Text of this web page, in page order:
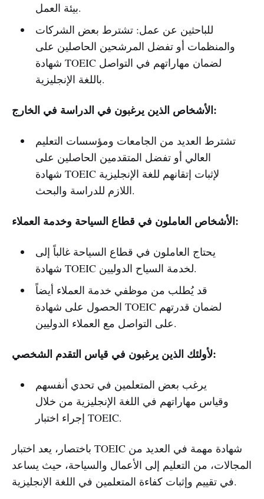
بيئة العمل.
للباحثين عن عمل: تشترط بعض الشركات
والمنظمات أو تفضل المرشحين الحاصلين على
شهادة TOEIC لضمان مهاراتهم في التواصل
باللغة الإنجليزية.
الأشخاص الذين يرغبون في الدراسة في الخارج:
تشترط العديد من الجامعات ومؤسسات التعليم
العالي أو تفضل المتقدمين الحاصلين على
شهادة TOEIC لإثبات إتقانهم للغة الإنجليزية
اللازم للدراسة والبحث.
الأشخاص العاملون في قطاع السياحة وخدمة العملاء:
يحتاج العاملون في قطاع السياحة غالباً إلى
شهادة TOEIC لخدمة السياح الدوليين.
قد يُطلب من موظفي خدمة العملاء أيضاً
الحصول على شهادة TOEIC لضمان قدرتهم
على التواصل مع العملاء الدوليين.
لأولئك الذين يرغبون في قياس التقدم الشخصي:
يرغب بعض المتعلمين في تحدي أنفسهم
وقياس مهاراتهم في اللغة الإنجليزية من خلال
إجراء اختبار TOEIC.
باختصار، يعد اختبار TOEIC شهادة مهمة في العديد من
المجالات، من التعليم إلى الأعمال والسياحة، حيث يساعد
في تقييم وإثبات كفاءة المتعلمين في اللغة الإنجليزية.